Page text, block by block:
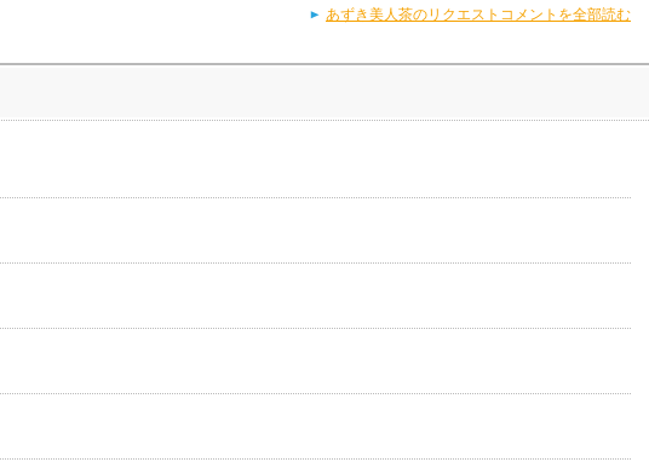
あずき美人茶のリクエストコメントを全部読む